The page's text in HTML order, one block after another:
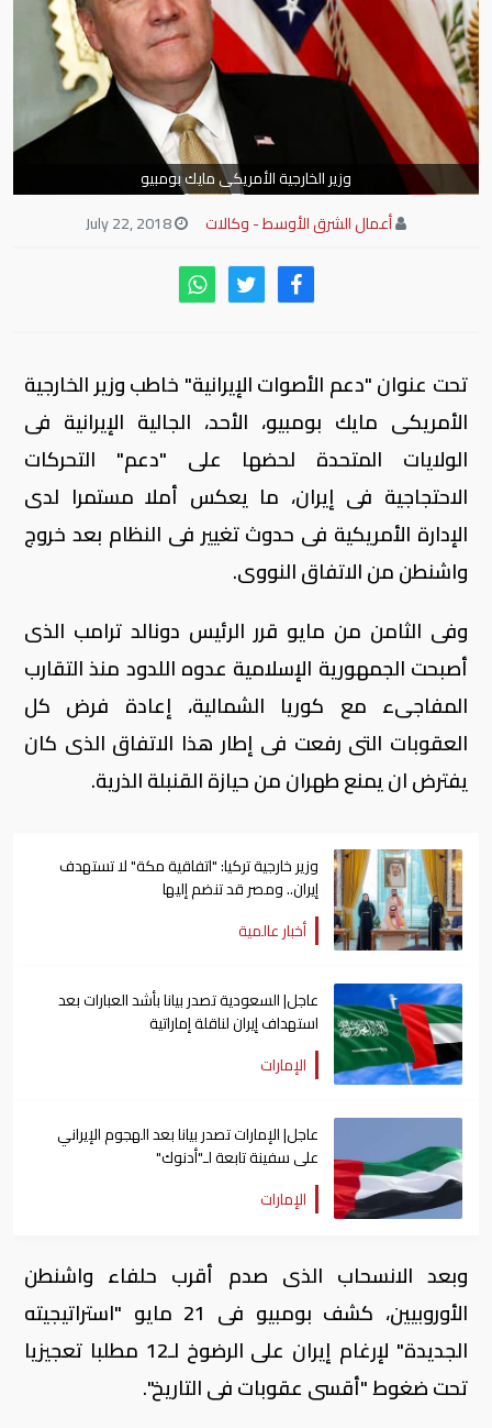
وزير الخارجية الأمريكى مايك بومبيو
أعمال الشرق الأوسط - وكالات
تحت عنوان "دعم الأصوات الإيرانية" خاطب وزير الخارجية
الأمريكى مايك بومبيو، الأحد، الجالية الإيرانية فى
الولايات المتحدة لحضها على "دعم" التحركات
الاحتجاجية فى إيران، ما يعكس أملا مستمرا لدى
الإدارة الأمريكية فى حدوث تغيير فى النظام بعد خروج
واشنطن من الاتفاق النووى.
وفى الثامن من مايو قرر الرئيس دونالد ترامب الذى
أصبحت الجمهورية الإسلامية عدوه اللدود منذ التقارب
المفاجىء مع كوريا الشمالية، إعادة فرض كل
العقوبات التى رفعت فى إطار هذا الاتفاق الذى كان
يفترض ان يمنع طهران من حيازة القنبلة الذرية.
وزير خارجية تركيا: "اتفاقية مكة" لا تستهدف
إيران.. ومصر قد تنضم إليها
أخبار عالمية
عاجل| السعودية تصدر بيانا بأشد العبارات بعد
استهداف إيران لناقلة إماراتية
الإمارات
عاجل| الإمارات تصدر بيانا بعد الهجوم الإيراني
على سفينة تابعة لـ"أدنوك"
الإمارات
وبعد الانسحاب الذى صدم أقرب حلفاء واشنطن
الأوروبيين، كشف بومبيو فى 21 مايو "استراتيجيته
الجديدة" لإرغام إيران على الرضوخ لـ12 مطلبا تعجيزيا
تحت ضغوط "أقسى عقوبات فى التاريخ".